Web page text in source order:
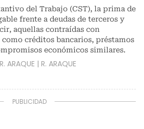
del Trabajo (CST), la prima de
frente a deudas de terceros y
aquellas contraídas con
créditos bancarios, préstamos
económicos similares.
R. ARAQUE | R. ARAQUE